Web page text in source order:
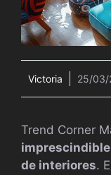
Victoria 25/03/
Trend Corner
imprescindible
de interiores.